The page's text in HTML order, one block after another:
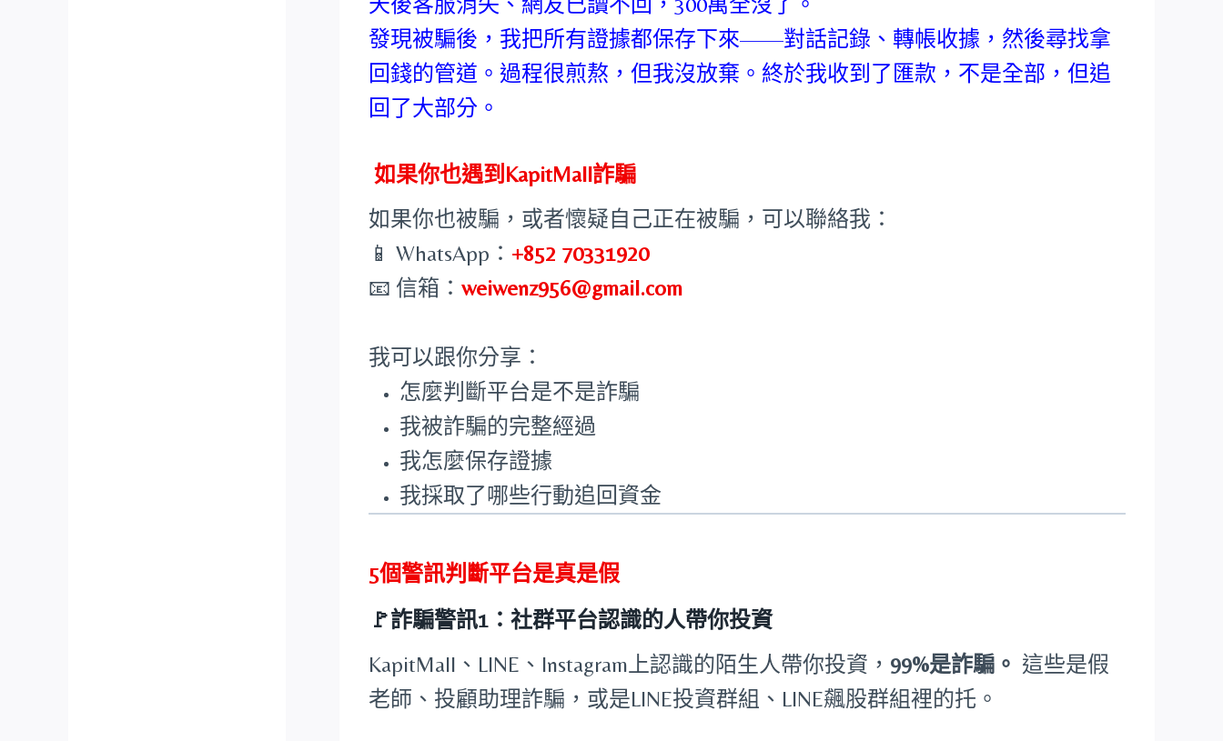
發現被騙後，我把所有證據都保存下來——對話記錄、轉帳收據，然後尋找拿
回錢的管道。過程很煎熬，但我沒放棄。終於我收到了匯款，不是全部，但追
回了大部分。
如果你也遇到KapitMall詐騙
如果你也被騙，或者懷疑自己正在被騙，可以聯絡我：
📱 WhatsApp： +852 70331920
📧 信箱：weiwenz956@gmail.com
我可以跟你分享：
怎麼判斷平台是不是詐騙
我被詐騙的完整經過
我怎麼保存證據
我採取了哪些行動追回資金
5個警訊判斷平台是真是假
🚩詐騙警訊1：社群平台認識的人帶你投資
KapitMall、LINE、Instagram上認識的陌生人帶你投資， 99%是詐騙。 這些是假
老師、投顧助理詐騙，或是LINE投資群組、LINE飆股群組裡的托。